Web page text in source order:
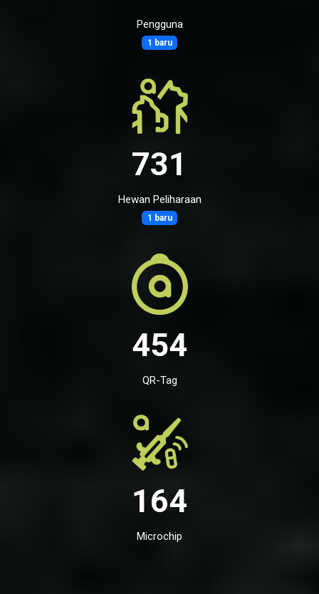
Pengguna
1 baru
731
Hewan Peliharaan
1 baru
454
QR-Tag
164
Microchip